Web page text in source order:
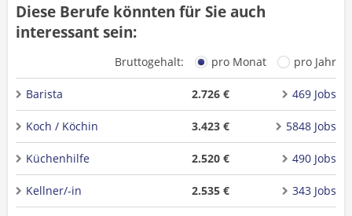
Diese Berufe könnten für Sie auch
interessant sein:
Bruttogehalt: pro Monat pro Jahr
Barista 2.726 € 469 Jobs
Koch / Köchin 3.423 € 5848 Jobs
Küchenhilfe 2.520 € 490 Jobs
Kellner/-in 2.535 € 343 Jobs